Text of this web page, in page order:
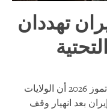
تهددان
أعلن الرئيس دونالد ترامب في 24 يوليو/تموز 2026 أن الولايات
بعد انهيار وقف